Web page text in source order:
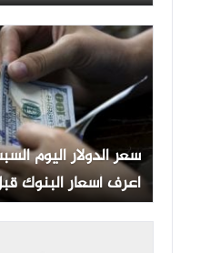
اعرف أسعار البنوك